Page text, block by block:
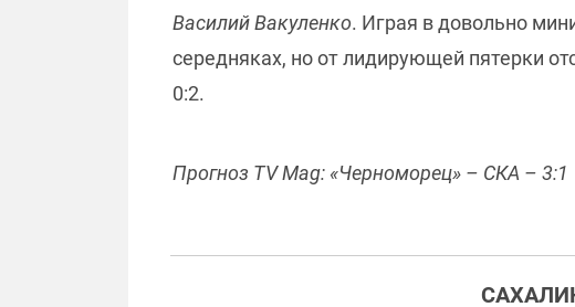
Василий Вакуленко. Играя в довольно
середняках, но от лидирующей пятерки
0:2.
Прогноз TV Mag: «Черноморец» – СКА – 3:1